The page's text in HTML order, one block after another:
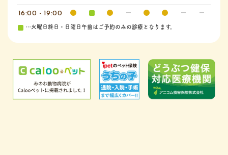
16:00 - 19:00
…火曜日終日・日曜日午前はご予約のみの診療となります。